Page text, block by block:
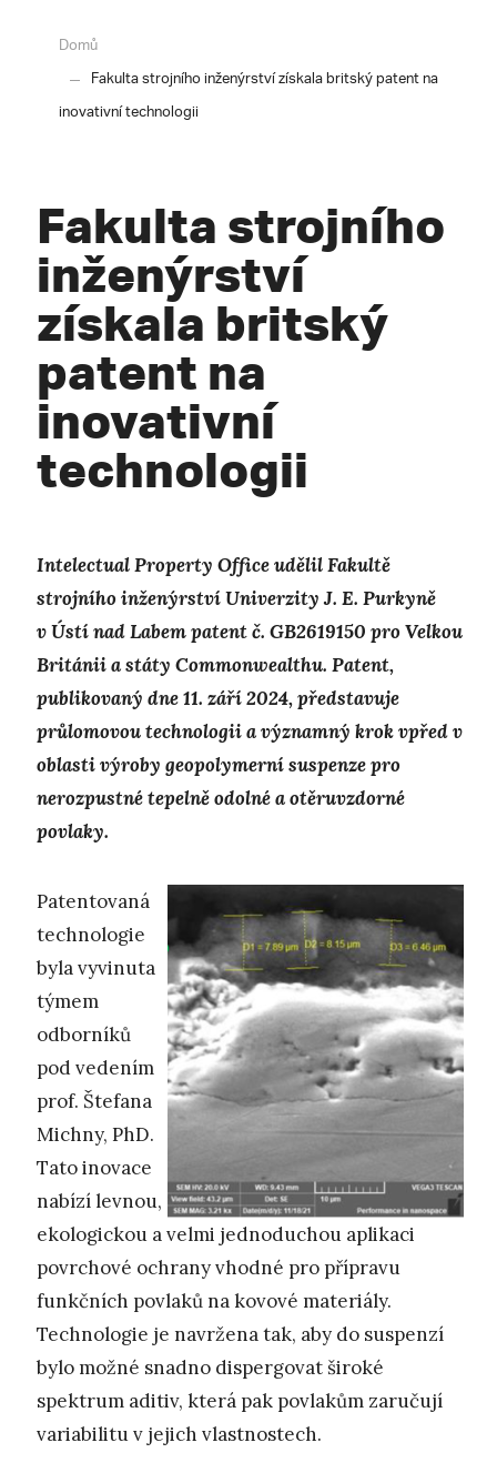
Domů
Fakulta strojního inženýrství získala britský patent na
inovativní technologii
Fakulta strojního
inženýrství
získala britský
patent na
inovativní
technologii
Intelectual Property Office udělil Fakultě
strojního inženýrství Univerzity J. E. Purkyně
v Ústí nad Labem patent č. GB2619150 pro Velkou
Británii a státy Commonwealthu. Patent,
publikovaný dne 11. září 2024, představuje
průlomovou technologii a významný krok vpřed v
oblasti výroby geopolymerní suspenze pro
nerozpustné tepelně odolné a otěruvzdorné
povlaky.
Patentovaná
technologie
byla vyvinuta
týmem
odborníků
pod vedením
prof. Štefana
Michny, PhD.
Tato inovace
nabízí levnou,
ekologickou a velmi jednoduchou aplikaci
povrchové ochrany vhodné pro přípravu
funkčních povlaků na kovové materiály.
Technologie je navržena tak, aby do suspenzí
bylo možné snadno dispergovat široké
spektrum aditiv, která pak povlakům zaručují
variabilitu v jejich vlastnostech.